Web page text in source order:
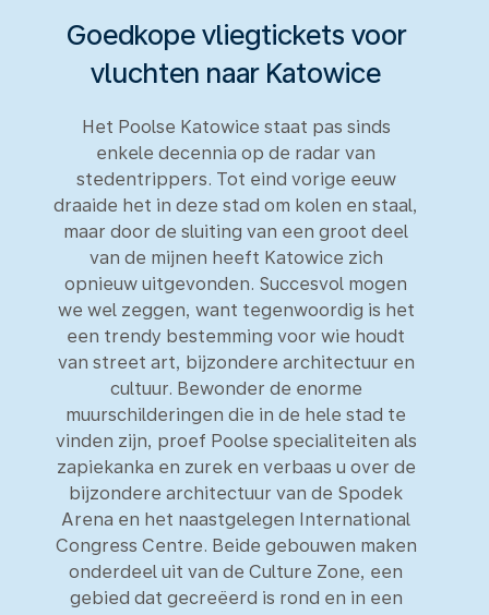
Goedkope vliegtickets voor
vluchten naar Katowice
Het Poolse Katowice staat pas sinds
enkele decennia op de radar van
stedentrippers. Tot eind vorige eeuw
draaide het in deze stad om kolen en staal,
maar door de sluiting van een groot deel
van de mijnen heeft Katowice zich
opnieuw uitgevonden. Succesvol mogen
we wel zeggen, want tegenwoordig is het
een trendy bestemming voor wie houdt
van street art, bijzondere architectuur en
cultuur. Bewonder de enorme
muurschilderingen die in de hele stad te
vinden zijn, proef Poolse specialiteiten als
zapiekanka en zurek en verbaas u over de
bijzondere architectuur van de Spodek
Arena en het naastgelegen International
Congress Centre. Beide gebouwen maken
onderdeel uit van de Culture Zone, een
gebied dat gecreëerd is rond en in een